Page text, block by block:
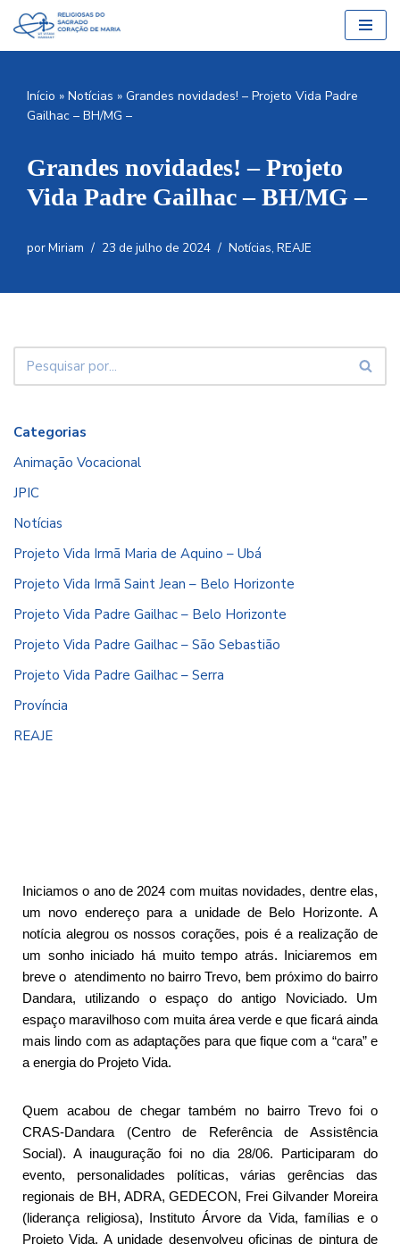
Pular
conteúdo
Início » Notícias » Grandes novidades! – Projeto Vida Padre
Gailhac – BH/MG –
Grandes novidades! – Projeto
Vida Padre Gailhac – BH/MG –
porMiriam 23 de julho de 2024 Notícias, REAJE
Categorias
Animação Vocacional
JPIC
Notícias
Projeto Vida Irmã Maria de Aquino – Ubá
Projeto Vida Irmã Saint Jean – Belo Horizonte
Projeto Vida Padre Gailhac – Belo Horizonte
Projeto Vida Padre Gailhac – São Sebastião
Projeto Vida Padre Gailhac – Serra
Província
REAJE
Iniciamos o ano de 2024 com muitas novidades, dentre elas,
um novo endereço para a unidade de Belo Horizonte. A
notícia alegrou os nossos corações, pois é a realização de
um sonho iniciado há muito tempo atrás. Iniciaremos em
breve o atendimento no bairro Trevo, bem próximo do bairro
Dandara, utilizando o espaço do antigo Noviciado. Um
espaço maravilhoso com muita área verde e que ficará ainda
mais lindo com as adaptações para que fique com a “cara” e
a energia do Projeto Vida.
Quem acabou de chegar também no bairro Trevo foi o
CRAS-Dandara (Centro de Referência de Assistência
Social). A inauguração foi no dia 28/06. Participaram do
evento, personalidades políticas, várias gerências das
regionais de BH, ADRA, GEDECON, Frei Gilvander Moreira
(liderança religiosa), Instituto Árvore da Vida, famílias e o
Projeto Vida. A unidade desenvolveu oficinas de pintura de